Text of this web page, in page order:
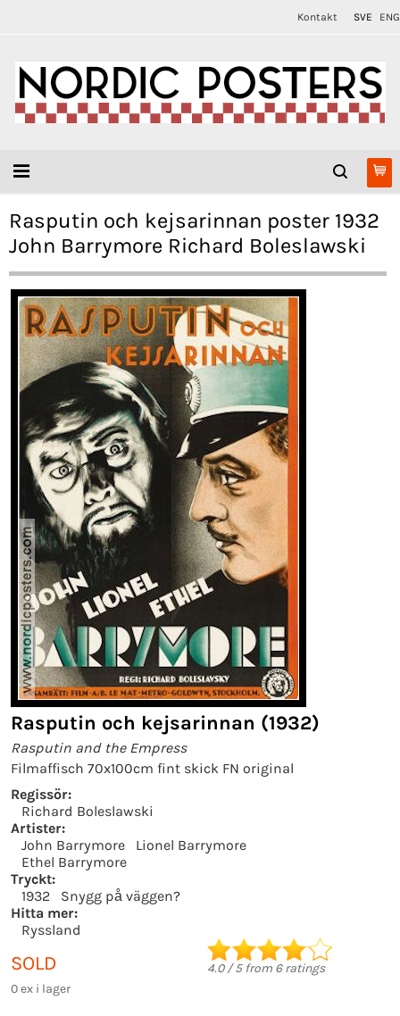
Kontakt SVE ENG
Rasputin och kejsarinnan poster 1932
John Barrymore Richard Boleslawski
Rasputin och kejsarinnan (1932)
Rasputin and the Empress
Filmaffisch 70x100cm fint skick FN original
Regissör:
Richard Boleslawski
Artister:
John Barrymore
Lionel Barrymore
Ethel Barrymore
Tryckt:
1932
Snygg på väggen?
Hitta mer:
Ryssland
SOLD
0 ex i lager
4.0/5from 6ratings